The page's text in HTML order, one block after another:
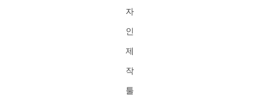
자
인
제
작
툴